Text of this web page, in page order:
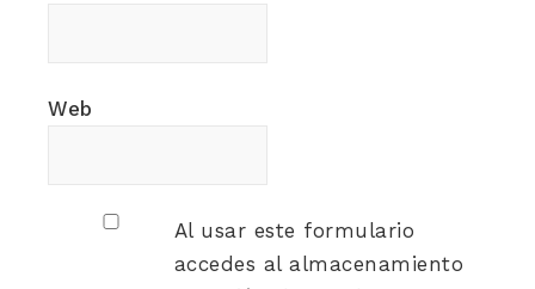
Web
Al usar este formulario
accedes al almacenamiento